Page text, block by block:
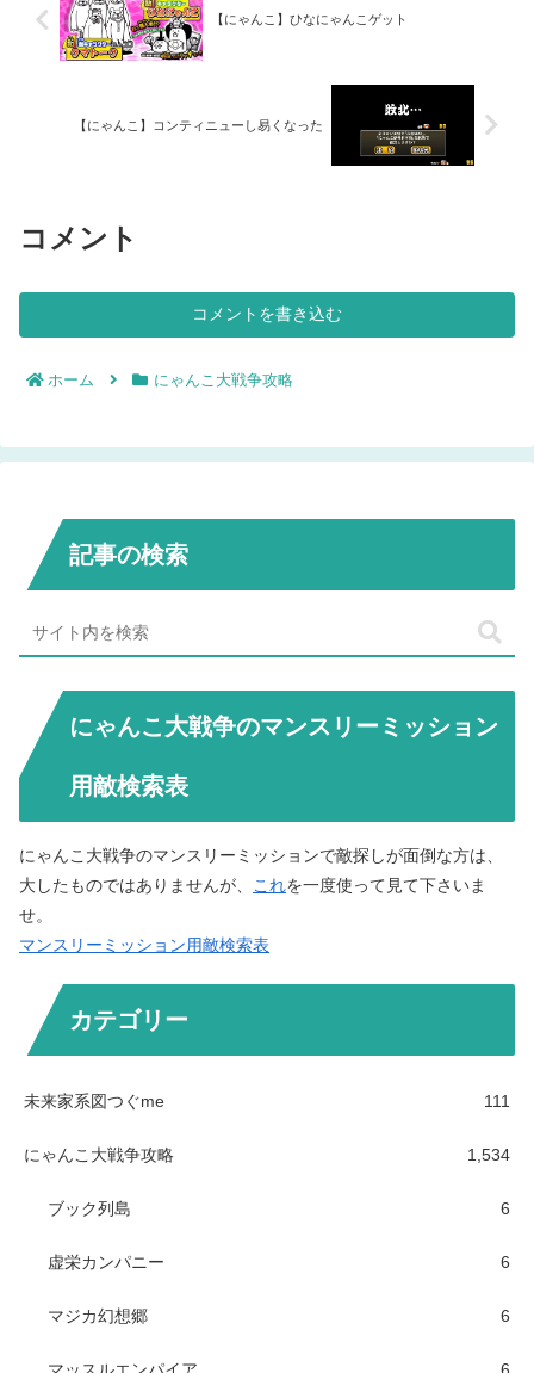
【にゃんこ】ひなにゃんこゲット
【にゃんこ】コンティニューし易くなった
コメント
コメントを書き込む
ホーム にゃんこ大戦争攻略
記事の検索
にゃんこ大戦争のマンスリーミッション
用敵検索表
にゃんこ大戦争のマンスリーミッションで敵探しが面倒な方は、
大したものではありませんが、
これを一度使って見て下さいま
せ。
マンスリーミッション用敵検索表
カテゴリー
未来家系図つぐme 111
にゃんこ大戦争攻略 1,534
ブック列島 6
虚栄カンパニー 6
マジカ幻想郷 6
マッスルエンパイア 6